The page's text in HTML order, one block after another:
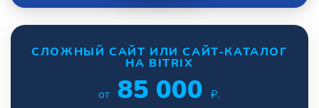
СЛОЖНЫЙ САЙТ ИЛИ САЙТ-КАТАЛОГ
НА BITRIX
от 85 000 ₽.